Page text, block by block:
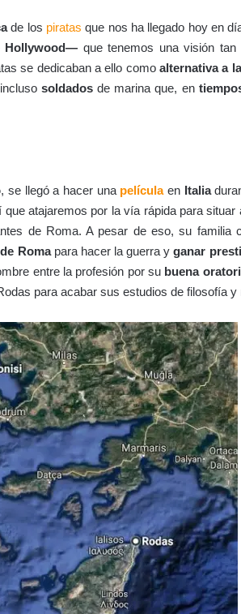
de los piratas que nos ha llegado hoy en
Hollywood— que tenemos una visión tan
se dedicaban a ello como alternativa a
incluso soldadosde marina que, en
, se llegó a hacer una película en Italia
atajaremos por la vía rápida para situar
de Roma. A pesar de eso, su familia
Romapara hacer la guerra yganar
entre la profesión por su buena
para acabar sus estudios de filosofía y